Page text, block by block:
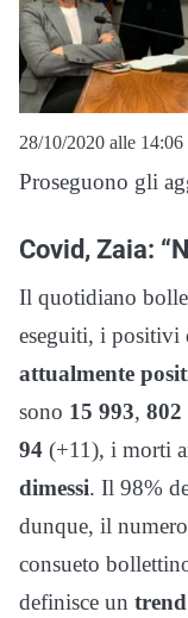
28/10/2020 alle 14:06
Proseguono gli
Covid, Zaia:
Il quotidiano
eseguiti, i positivi
attualmente
sono 15 993, 802
94 (+11), i morti
dimessi. Il 98%
dunque, il
consueto
definisce un